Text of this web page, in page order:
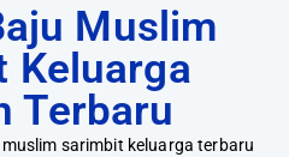
Muslim
Keluarga
Terbaru
sarimbit keluarga terbaru